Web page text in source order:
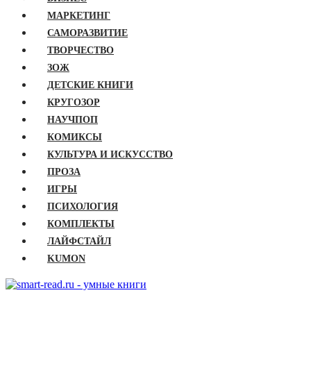
МАРКЕТИНГ
САМОРАЗВИТИЕ
ТВОРЧЕСТВО
ЗОЖ
ДЕТСКИЕ КНИГИ
КРУГОЗОР
НАУЧПОП
КОМИКСЫ
КУЛЬТУРА И ИСКУССТВО
ПРОЗА
ИГРЫ
ПСИХОЛОГИЯ
КОМПЛЕКТЫ
ЛАЙФСТАЙЛ
KUMON